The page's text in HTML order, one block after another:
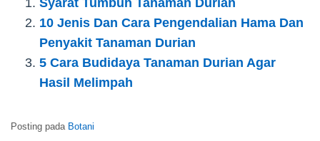
Syarat Tumbuh Tanaman Durian
10 Jenis Dan Cara Pengendalian Hama Dan
Penyakit Tanaman Durian
5 Cara Budidaya Tanaman Durian Agar
Hasil Melimpah
Posting pada Botani